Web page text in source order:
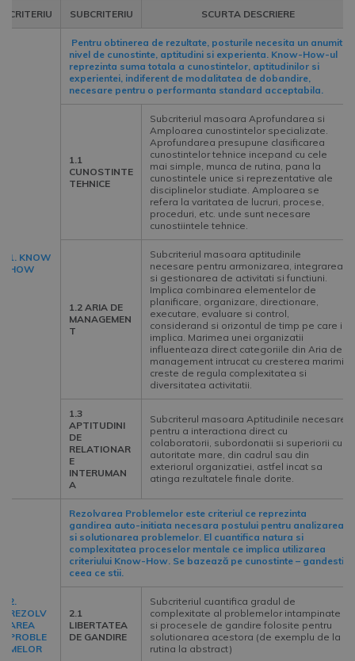
CRITERIU SUBCRITERIU SCURTA DESCRIERE
1. KNOW
HOW
Pentru obtinerea de rezultate, posturile necesita un anumit
nivel de cunostinte, aptitudini si experienta. Know-How-ul
reprezinta suma totala a cunostintelor, aptitudinilor si
experientei, indiferent de modalitatea de dobandire,
necesare pentru o performanta standard acceptabila.
1.1
CUNOSTINTE
TEHNICE
Subcriteriul masoara Aprofundarea si
Amploarea cunostintelor specializate.
Aprofundarea presupune clasificarea
cunostintelor tehnice incepand cu cele
mai simple, munca de rutina, pana la
cunostintele unice si reprezentative ale
disciplinelor studiate. Amploarea se
refera la varitatea de lucruri, procese,
proceduri, etc. unde sunt necesare
cunostiintele tehnice.
1.2 ARIA DE
MANAGEMEN
T
Subcriteriul masoara aptitudinile
necesare pentru armonizarea, integrarea
si gestionarea de activitati si functiuni.
Implica combinarea elementelor de
planificare, organizare, directionare,
executare, evaluare si control,
considerand si orizontul de timp pe care il
implica. Marimea unei organizatii
influenteaza direct categoriile din Aria de
management intrucat cu cresterea marimii
creste de regula complexitatea si
diversitatea activitatii.
1.3
APTITUDINI
DE
RELATIONAR
E
INTERUMAN
A
Subcriterul masoara Aptitudinile necesare
pentru a interactiona direct cu
colaboratorii, subordonatii si superiorii cu
autoritate mare, din cadrul sau din
exteriorul organizatiei, astfel incat sa
atinga rezultatele finale dorite.
2.
REZOLV
AREA
PROBLE
MELOR
Rezolvarea Problemelor este criteriul ce reprezinta
gandirea auto-initiata necesara postului pentru analizarea
si solutionarea problemelor. El cuantifica natura si
complexitatea proceselor mentale ce implica utilizarea
criteriului Know-How. Se bazează pe cunostinte – gandesti
ceea ce stii.
2.1
LIBERTATEA
DE GANDIRE
Subcriteriul cuantifica gradul de
complexitate al problemelor intampinate
si procesele de gandire folosite pentru
solutionarea acestora (de exemplu de la
rutina la abstract)